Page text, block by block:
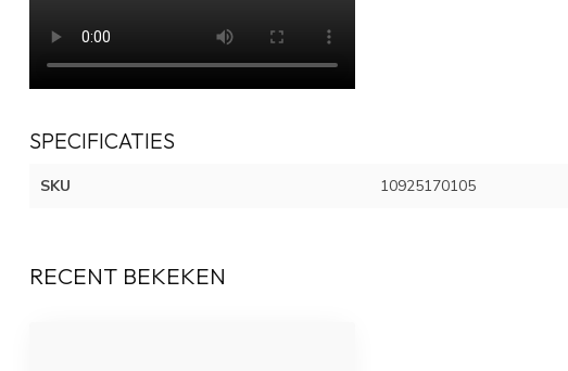
SPECIFICATIES
SKU 10925170105
RECENT BEKEKEN